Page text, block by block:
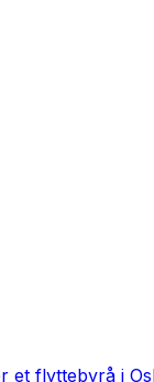
et flyttebyrå i